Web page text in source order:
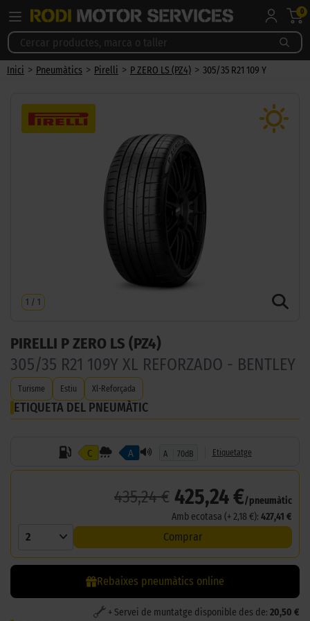
0
Inici > Pneumàtics > Pirelli > P ZERO LS (PZ4) > 305/35 R21 109 Y
1 / 1
PIRELLI P ZERO LS (PZ4)
305/35 R21 109Y XL REFORZADO - BENTLEY
Turisme Estiu Xl-Reforçada
ETIQUETA DEL PNEUMÀTIC
C A A 70dB Etiquetatge
435,24 € 425,24 €/pneumàtic
Amb ecotasa (+ 2,18 €): 427,41 €
2 Comprar
Rebaixes pneumàtics online
+ Servei de muntatge disponible des de: 20,50 €